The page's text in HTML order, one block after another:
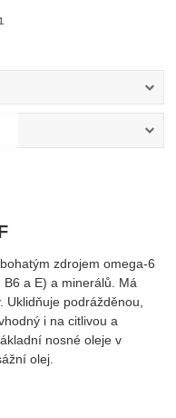
zdrojem omega-6
a E) a minerálů. Má
podrážděnou,
i na citlivou a
nosné oleje v
olej.